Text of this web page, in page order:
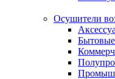
Осушители
Бытовые